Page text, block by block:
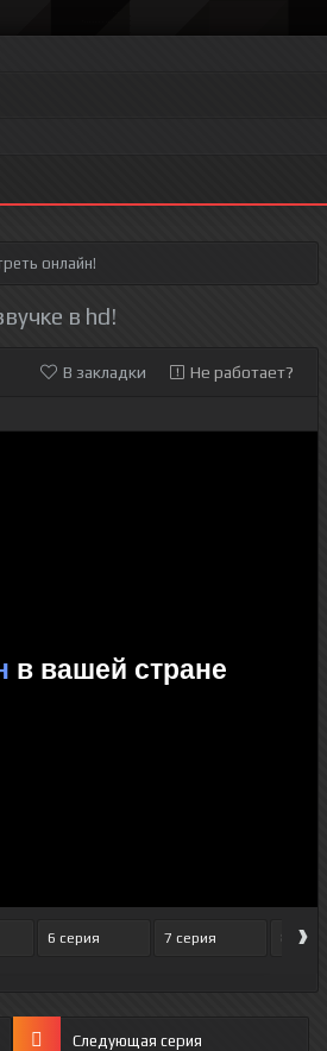
онлайн!
в hd!
В закладки Не работает?
6 серия 7 серия 8 серия
›
Следующая серия